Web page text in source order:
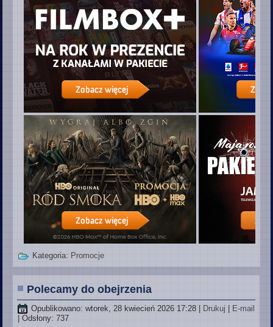
Kategoria: Promocje
Polecamy do obejrzenia
Opublikowano: wtorek, 28 kwiecień 2026 17:28 | Drukuj | E-mail
| Odsłony: 737